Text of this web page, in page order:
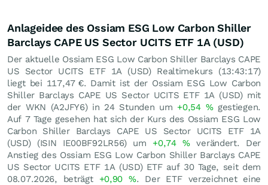
Anlageidee des Ossiam ESG Low Carbon Shiller
Barclays CAPE US Sector UCITS ETF 1A (USD)
Der aktuelle Ossiam ESG Low Carbon Shiller Barclays CAPE
US Sector UCITS ETF 1A (USD) Realtimekurs (13:43:17)
liegt bei 117,47 €. Damit ist der Ossiam ESG Low Carbon
Shiller Barclays CAPE US Sector UCITS ETF 1A (USD) mit
der WKN (A2JFY6) in 24 Stunden um +0,54 %gestiegen.
Auf 7 Tage gesehen hat sich der Kurs des Ossiam ESG Low
Carbon Shiller Barclays CAPE US Sector UCITS ETF 1A
(USD) (ISIN IE00BF92LR56) um +0,74% verändert. Der
Anstieg des Ossiam ESG Low Carbon Shiller Barclays CAPE
US Sector UCITS ETF 1A (USD) ETF auf 30 Tage, seit dem
08.07.2026, beträgt +0,90%. Der ETF verzeichnet eine